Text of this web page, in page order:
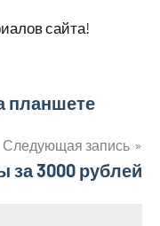
сайта!
планшете
Следующая запись
за 3000 рублей